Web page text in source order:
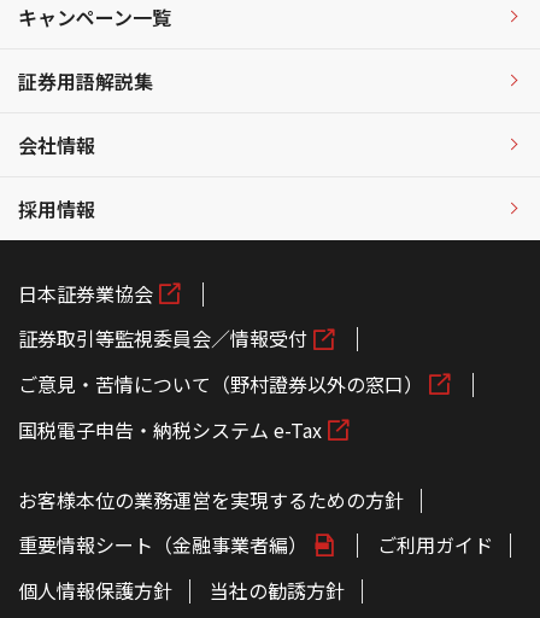
キャンペーン一覧
証券用語解説集
会社情報
採用情報
日本証券業協会
証券取引等監視委員会／情報受付
ご意見・苦情について（野村證券以外の窓口）
国税電子申告・納税システム e-Tax
お客様本位の業務運営を実現するための方針
重要情報シート（金融事業者編）
ご利用ガイド
個人情報保護方針
当社の勧誘方針